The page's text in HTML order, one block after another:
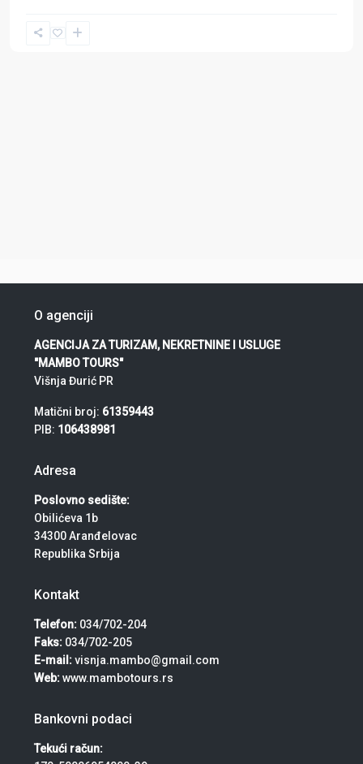
O agenciji
AGENCIJA ZA TURIZAM, NEKRETNINE I USLUGE
"MAMBO TOURS"
Višnja Đurić PR
Matični broj: 61359443
PIB: 106438981
Adresa
Poslovno sedište:
Obilićeva 1b
34300 Aranđelovac
Republika Srbija
Kontakt
Telefon: 034/702-204
Faks: 034/702-205
E-mail:visnja.mambo@gmail.com
Web:www.mambotours.rs
Bankovni podaci
Tekući račun: